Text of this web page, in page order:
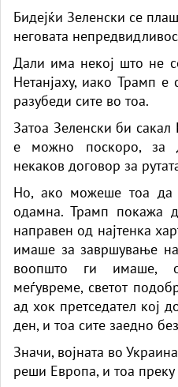
Бидејќи Зеленски се
неговата
Дали има некој што не
Нетанјаху, иако Трамп
разубеди сите во тоа.
Затоа Зеленски би
е можно поскоро, за
некаков договор за
Но, ако можеше тоа да
одамна. Трамп покажа
направен од најтенка
имаше за завршување
воопшто ги имаше,
меѓувреме, светот
ад хок претседател кој
ден, и тоа сите заедно
Значи, војната во
реши Европа, и тоа